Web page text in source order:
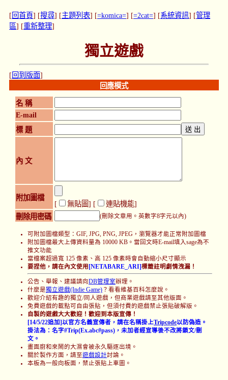
[ 回首頁] [搜尋] [主題列表] [=komica=] [=2cat=] [系統資訊] [管理
區] [重新整理]
獨立遊戲
[ 回到版面]
回應模式
名 稱
E-mail
標 題
內 文
附加圖檔
[ 無貼圖] [ 連貼機能]
刪除用密碼
(刪除文章用。英數字8字元以內)
可附加圖檔類型：GIF, JPG, PNG, JPEG，瀏覽器才能正常附加圖檔
附加圖檔最大上傳資料量為 10000 KB。當回文時E-mail填入sage為不
推文功能
當檔案超過寬 125 像素、高 125 像素時會自動縮小尺寸顯示
要捏他，請在內文使用 [NETABARE_ARI]標籤註明劇情洩漏！
公告、舉報、建議請向 DB管理室辦理。
什麼是獨立遊戲(Indie Game) ？看看維基百科怎麼說。
歡迎介紹有趣的獨立/同人遊戲，但商業遊戲請至其他版面。
免費遊戲的載點可自由張貼，但須付費的遊戲禁止張貼破解版。
自製的遊戲大大歡迎！歡迎到本版宣傳！
[14/5/22追加]以官方名義宣傳者，請在名稱掛上Tripcode以防偽造。
掛法為：名字#Trip(Ex.abc#pass)，未加者經宣導後不改將鎖文/刪
文。
畫面廚和來鬧的大濕會被永久驅逐出境。
關於製作方面，請至遊戲設計討論。
本板為一般向板面，禁止張貼上車圖。